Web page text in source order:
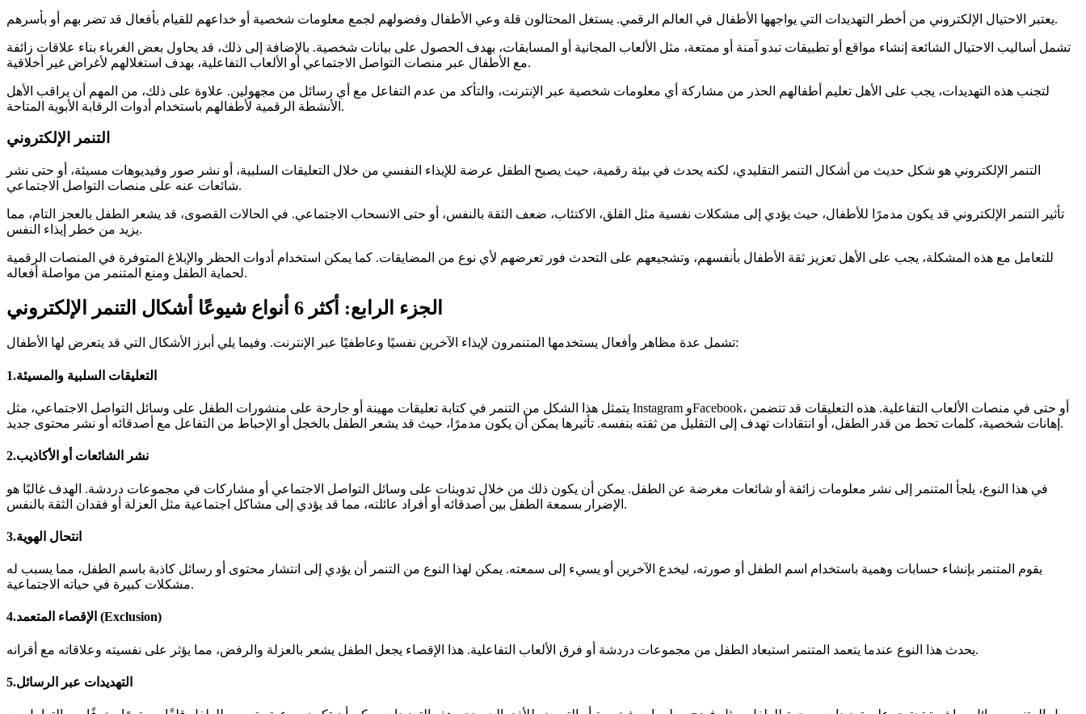
يعتبر الاحتيال الإلكتروني من أخطر التهديدات التي يواجهها الأطفال في العالم الرقمي. يستغل المحتالون قلة وعي الأطفال وفضولهم لجمع معلومات شخصية أو خداعهم للقيام بأفعال قد تضر بهم أو بأسرهم.
تشمل أساليب الاحتيال الشائعة إنشاء مواقع أو تطبيقات تبدو آمنة أو ممتعة، مثل الألعاب المجانية أو المسابقات، بهدف الحصول على بيانات شخصية. بالإضافة إلى ذلك، قد يحاول بعض الغرباء بناء علاقات زائفة
مع الأطفال عبر منصات التواصل الاجتماعي أو الألعاب التفاعلية، بهدف استغلالهم لأغراض غير أخلاقية.
لتجنب هذه التهديدات، يجب على الأهل تعليم أطفالهم الحذر من مشاركة أي معلومات شخصية عبر الإنترنت، والتأكد من عدم التفاعل مع أي رسائل من مجهولين. علاوة على ذلك، من المهم أن يراقب الأهل
الأنشطة الرقمية لأطفالهم باستخدام أدوات الرقابة الأبوية المتاحة.
التنمر الإلكتروني
التنمر الإلكتروني هو شكل حديث من أشكال التنمر التقليدي، لكنه يحدث في بيئة رقمية، حيث يصبح الطفل عرضة للإيذاء النفسي من خلال التعليقات السلبية، أو نشر صور وفيديوهات مسيئة، أو حتى نشر
شائعات عنه على منصات التواصل الاجتماعي.
تأثير التنمر الإلكتروني قد يكون مدمرًا للأطفال، حيث يؤدي إلى مشكلات نفسية مثل القلق، الاكتئاب، ضعف الثقة بالنفس، أو حتى الانسحاب الاجتماعي. في الحالات القصوى، قد يشعر الطفل بالعجز التام، مما
يزيد من خطر إيذاء النفس.
للتعامل مع هذه المشكلة، يجب على الأهل تعزيز ثقة الأطفال بأنفسهم، وتشجيعهم على التحدث فور تعرضهم لأي نوع من المضايقات. كما يمكن استخدام أدوات الحظر والإبلاغ المتوفرة في المنصات الرقمية
لحماية الطفل ومنع المتنمر من مواصلة أفعاله.
الجزء الرابع: أكثر 6 أنواع شيوعًا أشكال التنمر الإلكتروني
تشمل عدة مظاهر وأفعال يستخدمها المتنمرون لإيذاء الآخرين نفسيًا وعاطفيًا عبر الإنترنت. وفيما يلي أبرز الأشكال التي قد يتعرض لها الأطفال:
1.التعليقات السلبية والمسيئة
يتمثل هذا الشكل من التنمر في كتابة تعليقات مهينة أو جارحة على منشورات الطفل على وسائل التواصل الاجتماعي، مثل Instagram وFacebook، أو حتى في منصات الألعاب التفاعلية. هذه التعليقات قد تتضمن
إهانات شخصية، كلمات تحط من قدر الطفل، أو انتقادات تهدف إلى التقليل من ثقته بنفسه. تأثيرها يمكن أن يكون مدمرًا، حيث قد يشعر الطفل بالخجل أو الإحباط من التفاعل مع أصدقائه أو نشر محتوى جديد.
2.نشر الشائعات أو الأكاذيب
في هذا النوع، يلجأ المتنمر إلى نشر معلومات زائفة أو شائعات مغرضة عن الطفل. يمكن أن يكون ذلك من خلال تدوينات على وسائل التواصل الاجتماعي أو مشاركات في مجموعات دردشة. الهدف غالبًا هو
الإضرار بسمعة الطفل بين أصدقائه أو أفراد عائلته، مما قد يؤدي إلى مشاكل اجتماعية مثل العزلة أو فقدان الثقة بالنفس.
3.انتحال الهوية
يقوم المتنمر بإنشاء حسابات وهمية باستخدام اسم الطفل أو صورته، ليخدع الآخرين أو يسيء إلى سمعته. يمكن لهذا النوع من التنمر أن يؤدي إلى انتشار محتوى أو رسائل كاذبة باسم الطفل، مما يسبب له
مشكلات كبيرة في حياته الاجتماعية.
4.الإقصاء المتعمد (Exclusion)
يحدث هذا النوع عندما يتعمد المتنمر استبعاد الطفل من مجموعات دردشة أو فرق الألعاب التفاعلية. هذا الإقصاء يجعل الطفل يشعر بالعزلة والرفض، مما يؤثر على نفسيته وعلاقاته مع أقرانه.
5.التهديدات عبر الرسائل